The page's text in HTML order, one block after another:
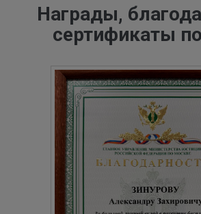
Награды,
сертификаты